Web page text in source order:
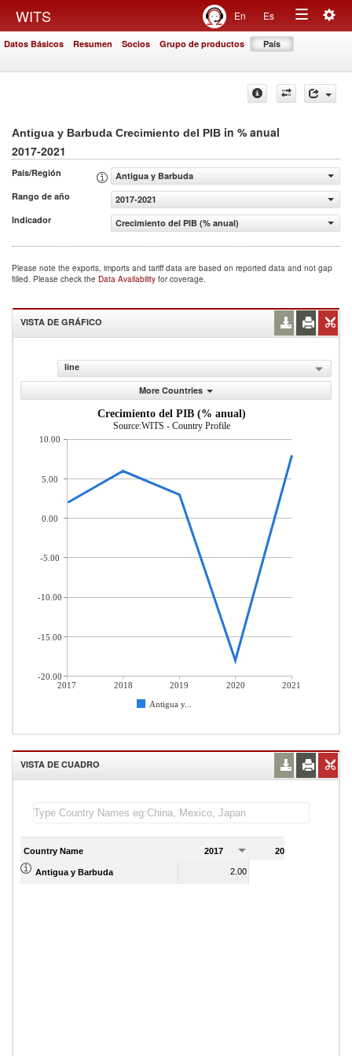
WITS En Es
Toggle
Datos Básicos Resumen Socios Grupo de productos País
Antigua y Barbuda Crecimiento del PIB in % anual
2017-2021
País/Región
Antigua y Barbuda
Rango de año
2017-2021
Indicador
Crecimiento del PIB (% anual)
Please note the exports, imports and tariff data are based on reported data and not gap
filled. Please check the Data Availability for coverage.
VISTA DE GRÁFICO
line
More Countries
Crecimiento del PIB (% anual)
Source:WITS - Country Profile
2017 2018 2019 2020
2021
Antigua y...
10.00
5.00
0.00
-5.00
-10.00
-15.00
-20.00
VISTA DE CUADRO
Country Name 2017 2018
Antigua y Barbuda 2.00